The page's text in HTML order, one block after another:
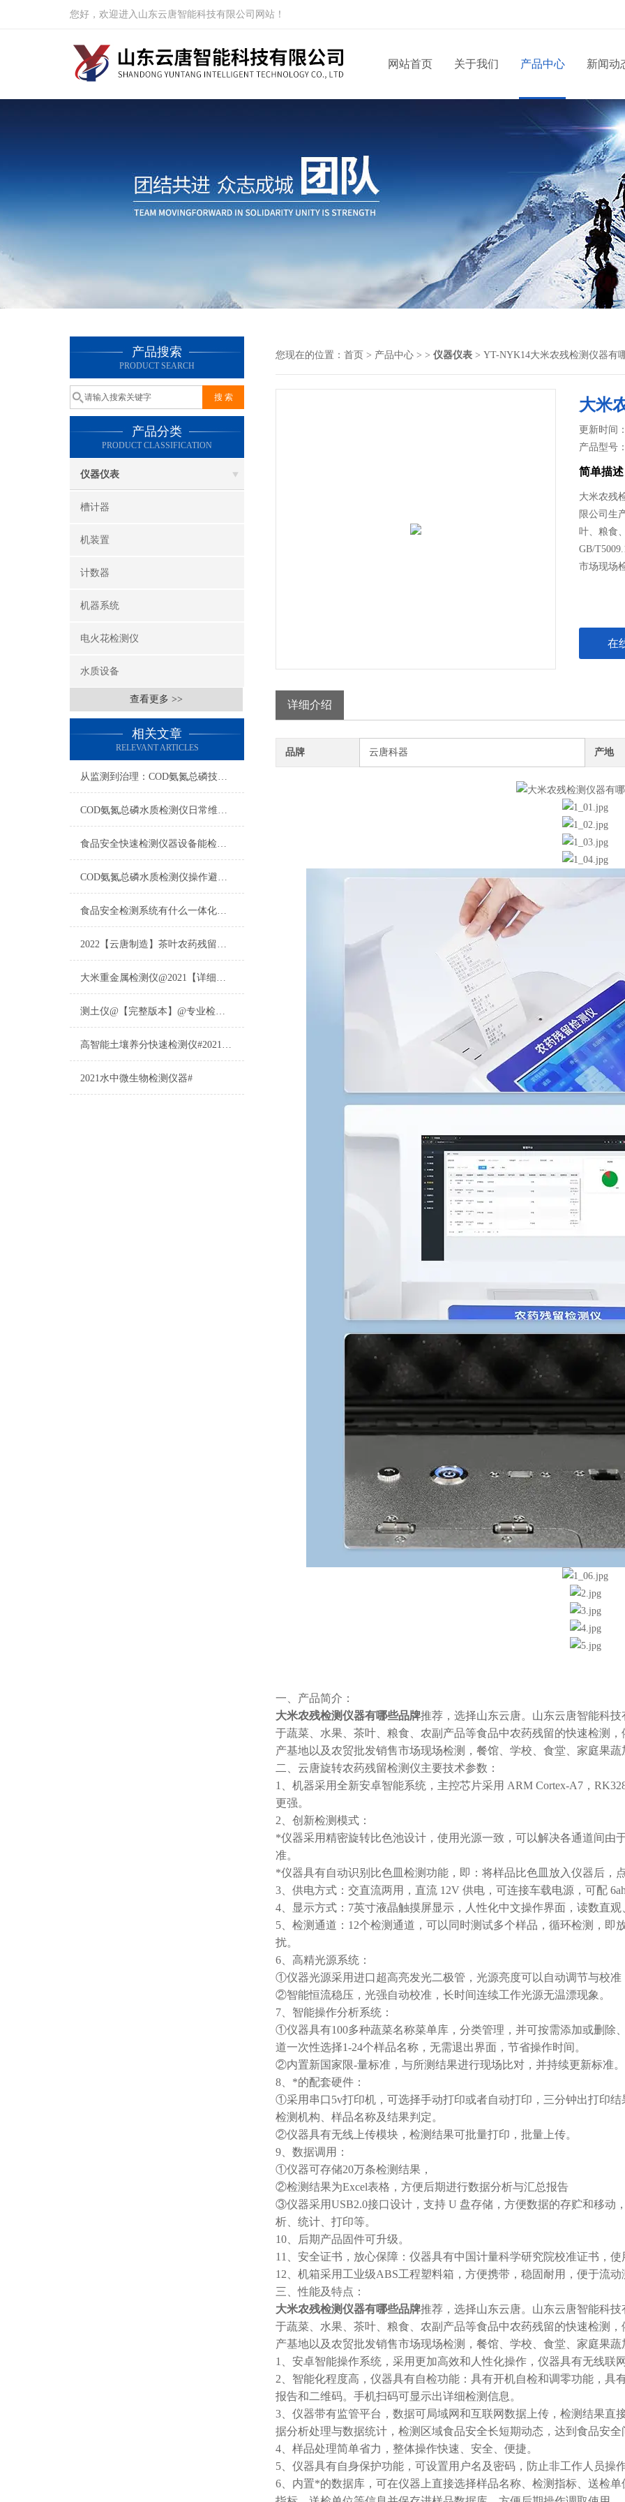
您好，欢迎进入山东云唐智能科技有限公司网站！
网站首页 关于我们 产品中心 新闻动
产品搜索
PRODUCT SEARCH
产品分类
PRODUCT CLASSIFICATION
仪器仪表
槽计器
机装置
计数器
机器系统
电火花检测仪
水质设备
查看更多 >>
相关文章
RELEVANT ARTICLES
从监测到治理：COD氨氮总磷技术的双领域实战解析
COD氨氮总磷水质检测仪日常维护与试剂管理，降低故障率就靠这几招
食品安全快速检测仪器设备能检什么？一张表说清适用范围
COD氨氮总磷水质检测仪操作避坑指南：这几个步骤直接影响数据准确性
食品安全检测系统有什么一体化配置·2023仪器仪表推荐·山东云唐
2022【云唐制造】茶叶农药残留检测仪多少钱一台@山东云唐仪器仪表制造
大米重金属检测仪@2021【详细版本】@专业检测大米重金属仪器仪表
测土仪@【完整版本】@专业检测土壤的仪器仪表
高智能土壤养分快速检测仪#2021【土壤养分检测专用仪器仪表】
2021水中微生物检测仪器#
您现在的位置： 首页 > 产品中心 > > 仪器仪表 > YT-NYK14大米农残检测仪器有
大米
更新时间
产品型号
简单描述
大米农残
限公司生
叶、粮食
GB/
市场现场
在
详细介绍
品牌 云唐科器 产地
一、产品简介：
大米农残检测仪器有哪些品牌推荐，选择山东云唐。山东云唐智能科
于蔬菜、水果、茶叶、粮食、农副产品等食品中农药残留的快速检测
产基地以及农贸批发销售市场现场检测，餐馆、学校、食堂、家庭果
二、云唐旋转农药残留检测仪主要技术参数：
1、机器采用全新安卓智能系统，主控芯片采用 ARM Cortex-A7，
更强。
2、创新检测模式：
*仪器采用精密旋转比色池设计，使用光源一致，可以解决各通道间由
准。
*仪器具有自动识别比色皿检测功能，即：将样品比色皿放入仪器后，
3、供电方式：交直流两用，直流 12V 供电，可连接车载电源，可配
4、显示方式：7英寸液晶触摸屏显示，人性化中文操作界面，读数直观
5、检测通道：12个检测通道，可以同时测试多个样品，循环检测，
扰。
6、高精光源系统：
①仪器光源采用进口超高亮发光二极管，光源亮度可以自动调节与校准
②智能恒流稳压，光强自动校准，长时间连续工作光源无温漂现象。
7、智能操作分析系统：
①仪器具有100多种蔬菜名称菜单库，分类管理，并可按需添加或删除
道一次性选择1-24个样品名称，无需退出界面，节省操作时间。
②内置新国家限-量标准，与所测结果进行现场比对，并持续更新标准。
8、*的配套硬件：
①采用串口5v打印机，可选择手动打印或者自动打印，三分钟出打印
检测机构、样品名称及结果判定。
②仪器具有无线上传模块，检测结果可批量打印，批量上传。
9、数据调用：
①仪器可存储20万条检测结果，
②检测结果为Excel表格，方便后期进行数据分析与汇总报告
③仪器采用USB2.0接口设计，支持 U 盘存储，方便数据的存贮和移动
析、统计、打印等。
10、后期产品固件可升级。
11、安全证书，放心保障：仪器具有中国计量科学研究院校准证书，使
12、机箱采用工业级ABS工程塑料箱，方便携带，稳固耐用，便于流动
三、性能及特点：
大米农残检测仪器有哪些品牌推荐，选择山东云唐。山东云唐智能科
于蔬菜、水果、茶叶、粮食、农副产品等食品中农药残留的快速检测
产基地以及农贸批发销售市场现场检测，餐馆、学校、食堂、家庭果
1、安卓智能操作系统，采用更加高效和人性化操作，仪器具有无线联
2、智能化程度高，仪器具有自检功能：具有开机自检和调零功能，
报告和二维码。手机扫码可显示出详细检测信息。
3、仪器带有监管平台，数据可局域网和互联网数据上传，检测结果直
据分析处理与数据统计，检测区域食品安全长短期动态，达到食品安
4、样品处理简单省力，整体操作快速、安全、便捷。
5、仪器具有自身保护功能，可设置用户名及密码，防止非工作人员操
6、内置*的数据库，可在仪器上直接选择样品名称、检测指标、送检